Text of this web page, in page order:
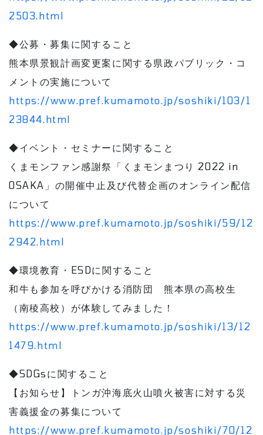
2503.html
◆公募・募集に関すること
熊本県景観計画変更案に関する県政パブリック・コ
メントの実施について
https://www.pref.kumamoto.jp/soshiki/103/1
23844.html
◆イベント・セミナーに関すること
くまモンファン感謝祭「くまモンまつり 2022 in
OSAKA」の開催中止及び代替企画のオンライン配信
について
https://www.pref.kumamoto.jp/soshiki/59/12
2942.html
◆環境教育・ESDに関すること
和牛も参加を呼びかける消防団 熊本県の高校生
（南稜高校）が体験してみました！
https://www.pref.kumamoto.jp/soshiki/13/12
1479.html
◆SDGsに関すること
【お知らせ】トンガ沖海底火山噴火被害に対する災
害義援金の募集について
https://www.pref.kumamoto.jp/soshiki/70/12